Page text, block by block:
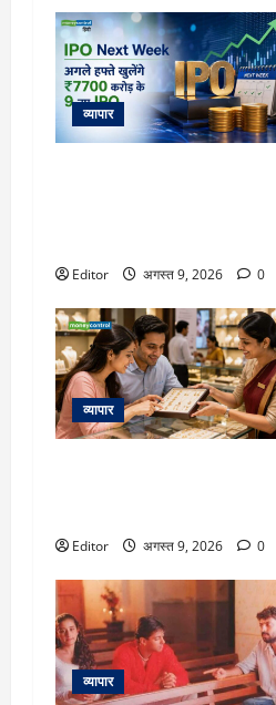
व्यापार
Editor अगस्त 9, 2026 0
व्यापार
Editor अगस्त 9, 2026 0
व्यापार